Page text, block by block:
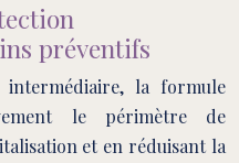
préventifs
intermédiaire, la formule
le périmètre de
et en réduisant la